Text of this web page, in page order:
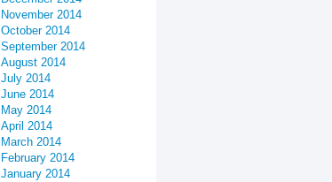
November 2014
October 2014
September 2014
August 2014
July 2014
June 2014
May 2014
April 2014
March 2014
February 2014
January 2014